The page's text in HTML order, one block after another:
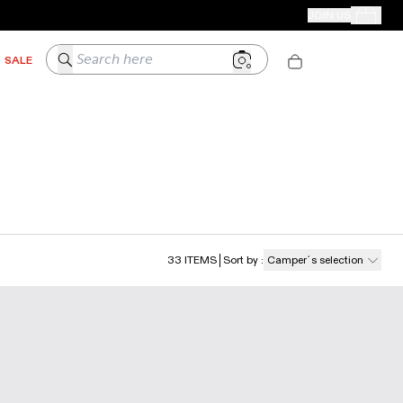
Your
SALE Search here
33 ITEMS Sort by : Camper´s selection